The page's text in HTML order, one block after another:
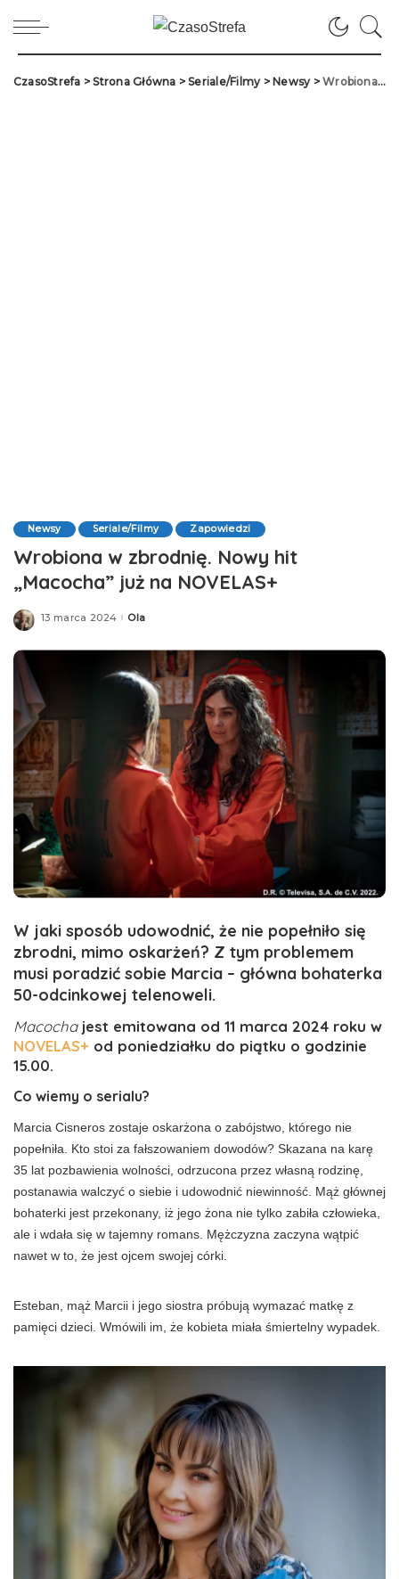
CzasoStrefa >Strona Główna >Seriale/Filmy> Newsy>Wrobiona w zbrodnię. Nowy hit „Macocha” już na NOVELAS+
Newsy Seriale/Filmy Zapowiedzi
Wrobiona w zbrodnię. Nowy hit
„Macocha” już na NOVELAS+
13 marca 2024Posted
Ola
W jaki sposób udowodnić, że nie popełniło się
zbrodni, mimo oskarżeń? Z tym problemem
musi poradzić sobie Marcia – główna bohaterka
50-odcinkowej telenoweli.
Macochajest emitowana od 11 marca 2024 roku w
NOVELAS+ od poniedziałku do piątku o godzinie
15.00.
Co wiemy o serialu?
Marcia Cisneros zostaje oskarżona o zabójstwo, którego nie
popełniła. Kto stoi za fałszowaniem dowodów? Skazana na karę
35 lat pozbawienia wolności, odrzucona przez własną rodzinę,
postanawia walczyć o siebie i udowodnić niewinność. Mąż głównej
bohaterki jest przekonany, iż jego żona nie tylko zabiła człowieka,
ale i wdała się w tajemny romans. Mężczyzna zaczyna wątpić
nawet w to, że jest ojcem swojej córki.
Esteban, mąż Marcii i jego siostra próbują wymazać matkę z
pamięci dzieci. Wmówili im, że kobieta miała śmiertelny wypadek.